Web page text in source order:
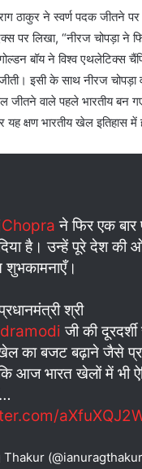
ठाकुर ने स्वर्ण पदक जीतने पर
पर लिखा, “नीरज चोपड़ा ने
बॉय ने विश्व एथलेटिक्स
इसी के साथ नीरज चोपड़ा
जीतने वाले पहले भारतीय बन
यह क्षण भारतीय खेल इतिहास में
ने फिर एक
है। उन्हें पूरे देश की
शुभकामनाएँ।
श्री
जी की
का बजट बढ़ाने जैसे
आज भारत खेलों में भी